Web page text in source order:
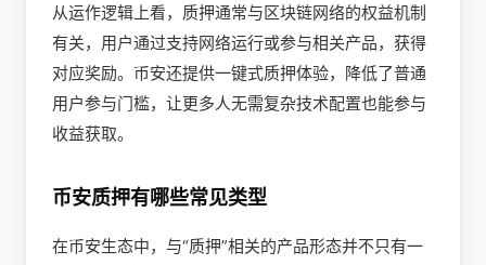
从运作逻辑上看，质押通常与区块链网络的权益机制
有关，用户通过支持网络运行或参与相关产品，获得
对应奖励。币安还提供一键式质押体验，降低了普通
用户参与门槛，让更多人无需复杂技术配置也能参与
收益获取。
币安质押有哪些常见类型
在币安生态中，与“质押”相关的产品形态并不只有一